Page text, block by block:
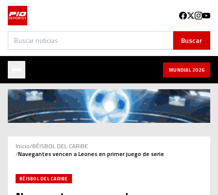
Buscar Buscar
MUNDIAL 2026
Inicio/BÉISBOL DEL CARIBE
/Navegantes vencen a Leones en primer juego de serie
BÉISBOL DEL CARIBE